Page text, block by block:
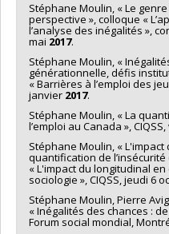
Stéphane Moulin, « Le
perspective », colloque «
l’analyse des inégalités »,
mai 2017.
Stéphane Moulin, «
générationnelle, défis
« Barrières à l’emploi des
janvier 2017.
Stéphane Moulin, « La
l’emploi au Canada »,
Stéphane Moulin, «
quantification de l’insécurité
« L'impact du longitudinal
sociologie », CIQSS, jeudi 6
Stéphane Moulin, Pierre
« Inégalités des chances :
Forum social mondial,